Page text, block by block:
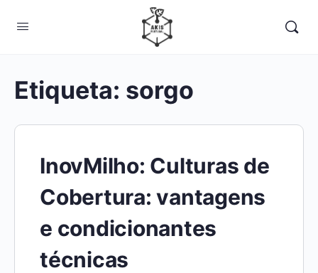
Etiqueta: sorgo
InovMilho: Culturas de
Cobertura: vantagens
e condicionantes
técnicas